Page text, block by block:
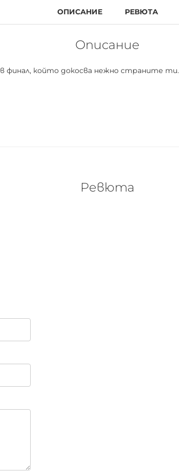
ОПИСАНИЕ РЕВЮТА
Описание
финал, който докосва нежно страните ти.
не създава ивици или петна
Ревюта